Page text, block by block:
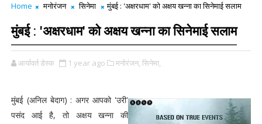
Home मनोरंजन सिनेमा मुंबई : 'अक्षरधाम' को अक्षय खन्ना का सिनेमाई सलाम
मुंबई : 'अक्षरधाम' को अक्षय खन्ना का सिनेमाई सलाम
आर्यावर्त डेस्क 1 year ago मनोरंजन, सिनेमा,
मुंबई (अनिल बेदाग) : अगर आपको 'उरी'
पसंद आई है, तो अक्षय खन्ना की